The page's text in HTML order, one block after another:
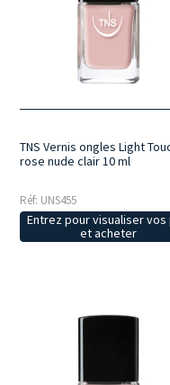
TNS Vernis ongles Light
rose nude clair 10 ml
Réf: UNS455
Entrez pour visualiser vos
et acheter